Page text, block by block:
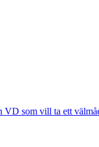
som vill ta ett